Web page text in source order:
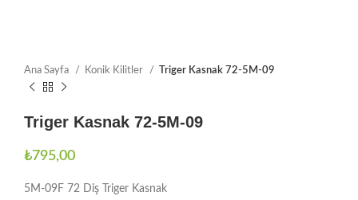
Ana Sayfa Konik Kilitler Triger Kasnak 72-5M-09
Triger Kasnak 72-5M-09
₺795,00
5M-09F 72 Diş Triger Kasnak